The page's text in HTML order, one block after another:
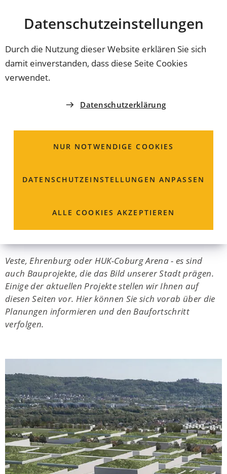
Datenschutz­einstellungen
Durch die Nutzung dieser Website erklären Sie sich
damit einverstanden, dass diese Seite Cookies
verwendet.
Datenschutzerklärung
NUR NOTWENDIGE COOKIES
DATENSCHUTZ­EINSTELLUNGEN ANPASSEN
ALLE COOKIES AKZEPTIEREN
INHALT ANSPRINGEN
Coburg
So verändert sich
Coburg
Veste, Ehrenburg oder HUK-Coburg Arena - es sind
auch Bauprojekte, die das Bild unserer Stadt prägen.
Einige der aktuellen Projekte stellen wir Ihnen auf
diesen Seiten vor. Hier können Sie sich vorab über die
Planungen informieren und den Baufortschritt
verfolgen.